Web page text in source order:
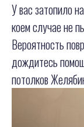
У вас затопило
коем случае не
Вероятность
дождитесь
потолков